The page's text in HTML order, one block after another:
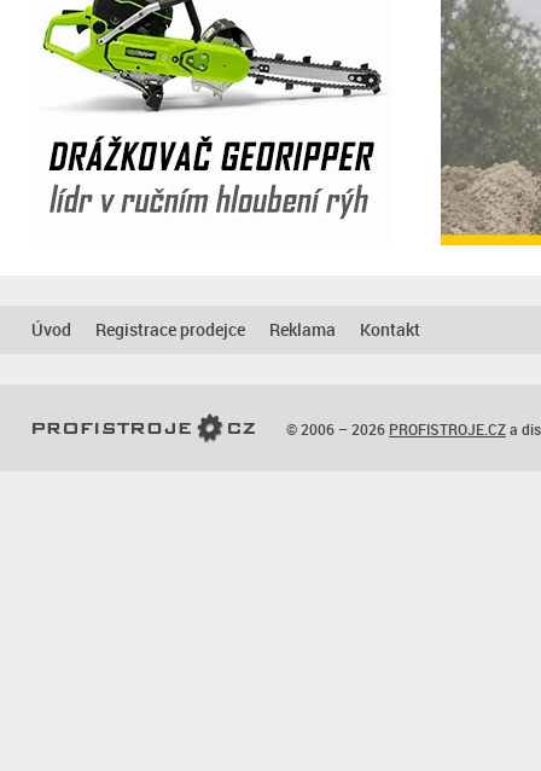
Úvod Registrace prodejce Reklama Kontakt
© 2006 – 2026 PROFISTROJE.CZa